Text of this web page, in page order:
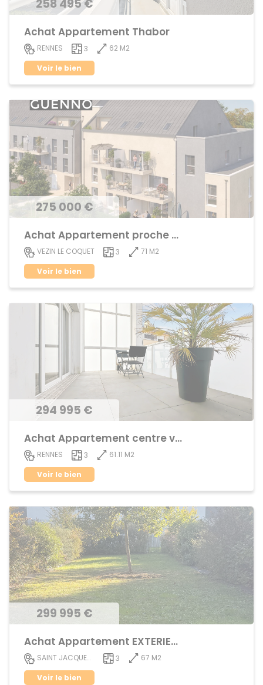
258 495 €
Achat Appartement Thabor
RENNES 3
62 M2
Voir le bien
275 000 €
Achat Appartement proche centre ville
VEZIN LE COQUET 3
71 M2
Voir le bien
294 995 €
Achat Appartement centre ville
RENNES 3
61.11 M2
Voir le bien
299 995 €
Achat Appartement EXTERIEUR
SAINT JACQUES DE LA LANDE 3
67 M2
Voir le bien